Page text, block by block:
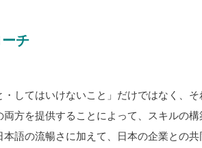
チ
・してはいけないこと」だけではなく、そ
両方を提供することによって、スキルの
本語の流暢さに加えて、日本の企業との